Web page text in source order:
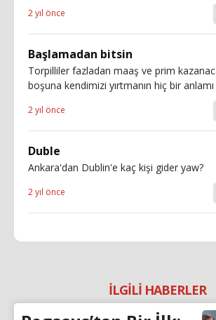
2 yıl önce
Başlamadan bitsin
Torpilliler fazladan maaş ve prim
boşuna kendimizi yırtmanın hiç bir
2 yıl önce
Duble
Ankara'dan Dublin'e kaç kişi gider yaw?
2 yıl önce
İLGİLİ HABERLER